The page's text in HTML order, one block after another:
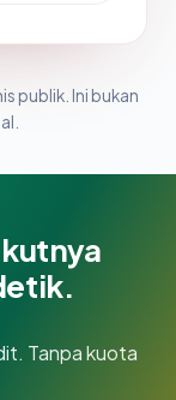
publik. Ini bukan
Tanpa kuota